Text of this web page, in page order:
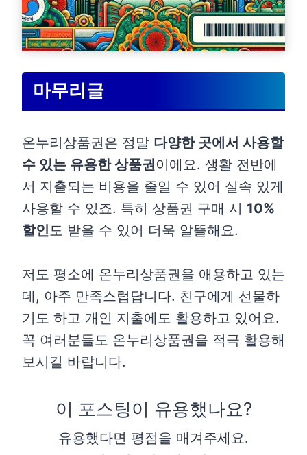
마무리글
온누리상품권은 정말 다양한 곳에서 사용할
수 있는 유용한 상품권이에요. 생활 전반에
서 지출되는 비용을 줄일 수 있어 실속 있게
사용할 수 있죠. 특히 상품권 구매 시 10%
할인도 받을 수 있어 더욱 알뜰해요.
저도 평소에 온누리상품권을 애용하고 있는
데, 아주 만족스럽답니다. 친구에게 선물하
기도 하고 개인 지출에도 활용하고 있어요.
꼭 여러분들도 온누리상품권을 적극 활용해
보시길 바랍니다.
이 포스팅이 유용했나요?
유용했다면 평점을 매겨주세요.